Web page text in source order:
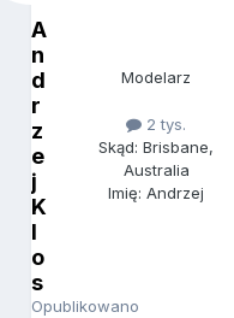
A
n
d
r
z
e
j
K
l
o
s
Opublikowano
Modelarz
2 tys.
Skąd: Brisbane,
Australia
Imię: Andrzej